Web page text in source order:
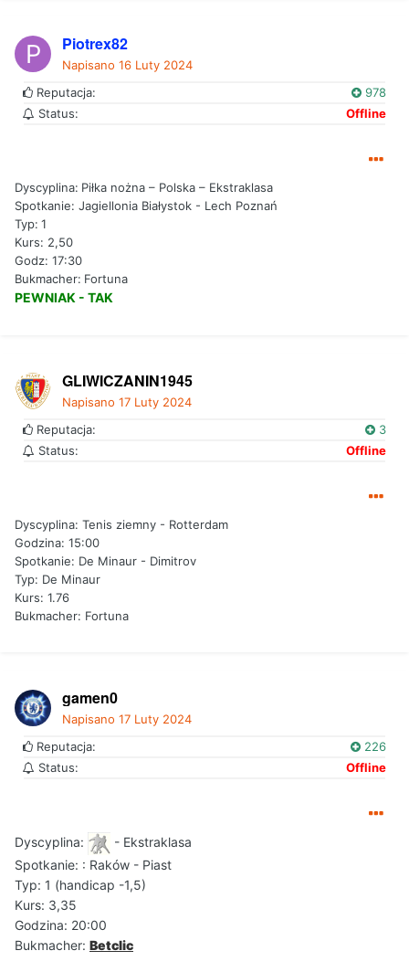
Piotrex82
Napisano 16 Luty 2024
Reputacja:
978
Status:
Offline
Dyscyplina: Piłka nożna – Polska – Ekstraklasa
Spotkanie: Jagiellonia Białystok - Lech Poznań
Typ: 1
Kurs: 2,50
Godz: 17:30
Bukmacher: Fortuna
PEWNIAK - TAK
GLIWICZANIN1945
Napisano 17 Luty 2024
Reputacja:
3
Status:
Offline
Dyscyplina: Tenis ziemny - Rotterdam
Godzina: 15:00
Spotkanie: De Minaur - Dimitrov
Typ: De Minaur
Kurs: 1.76
Bukmacher: Fortuna
gamen0
Napisano 17 Luty 2024
Reputacja:
226
Status:
Offline
Dyscyplina:
- Ekstraklasa
Spotkanie: : Raków - Piast
Typ: 1 (handicap -1,5)
Kurs: 3,35
Godzina: 20:00
Bukmacher: Betclic